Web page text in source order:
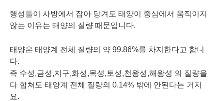
행성들이 사방에서 잡아 당겨도 태양이 중심에서 움직이지
않는 이유는 태양의 질량 때문입니다.
태양은 태양계 전체 질량의 약 99.86%를 차지한다고 합니
다.
즉 수성,금성,지구,화성,목성,토성,천왕성,해왕성 의 질량을
다 합쳐도 태양계 전체 질량의 0.14% 밖에 안된다는 거지
요.